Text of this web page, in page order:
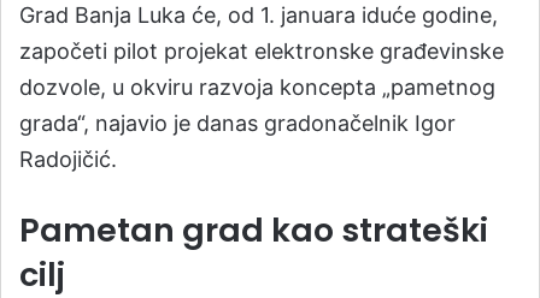
Grad Banja Luka će, od 1. januara iduće godine,
započeti pilot projekat elektronske građevinske
dozvole, u okviru razvoja koncepta „pametnog
grada“, najavio je danas gradonačelnik Igor
Radojičić.
Pametan grad kao strateški
cilj